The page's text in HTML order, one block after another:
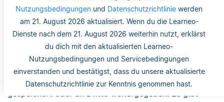
Nutzungsbedingungen und Datenschutzrichtlinie werden
am 21. August 2026 aktualisiert. Wenn du die Learneo-
Dienste nach dem 21. August 2026 weiterhin nutzt, erklärst
du dich mit den aktualisierten Learneo-
Nutzungsbedingungen und Servicebedingungen
einverstanden und bestätigst, dass du unsere aktualisierte
Datenschutzrichtlinie zur Kenntnis genommen hast.
denen du mehr Text prüfen kannst. Am Limit von
12.000 Zeichen ändert sich allerdings auch bei
Vertrauenswürdigkeit
Laut Smodins Website werden Dokumente nicht
gespeichert oder an Dritte weitergegeben. Es gibt